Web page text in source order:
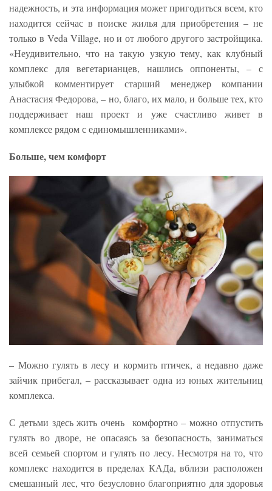
надежность, и эта информация может пригодиться всем, кто
находится сейчас в поиске жилья для приобретения – не
только в Veda Village, но и от любого другого застройщика.
«Неудивительно, что на такую узкую тему, как клубный
комплекс для вегетарианцев, нашлись оппоненты, – с
улыбкой комментирует старший менеджер компании
Анастасия Федорова, – но, благо, их мало, и больше тех, кто
поддерживает наш проект и уже счастливо живет в
комплексе рядом с единомышленниками».
Больше, чем комфорт
– Можно гулять в лесу и кормить птичек, а недавно даже
зайчик прибегал, – рассказывает одна из юных жительниц
комплекса.
С детьми здесь жить очень комфортно – можно отпустить
гулять во дворе, не опасаясь за безопасность, заниматься
всей семьей спортом и гулять по лесу. Несмотря на то, что
комплекс находится в пределах КАДа, вблизи расположен
смешанный лес, что безусловно благоприятно для здоровья